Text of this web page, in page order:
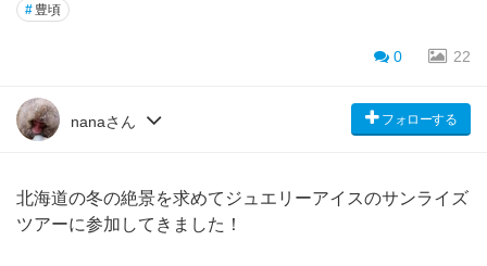
# 豊頃
0 22
nanaさん フォローする
北海道の冬の絶景を求めてジュエリーアイスのサンライズ
ツアーに参加してきました！